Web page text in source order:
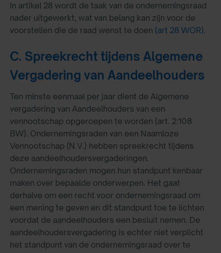
In artikel 28 wordt de taak van de ondernemingsraad
nader uitgewerkt, wat van belang kan zijn voor de
voorstellen die de raad wenst te doen (art 28 WOR).
C. Spreekrecht tijdens Algemene
Vergadering van Aandeelhouders
Ten minste eenmaal per jaar dient de Algemene
vergadering van Aandeelhouders van een
vennootschap opgeroepen te worden (art. 2:108
BW). Ondernemingsraden van een Naamloze
Vennootschap (N.V.) hebben spreekrecht tijdens
deze aandeelhoudersvergaderingen.
Ondernemingsraden mogen hun standpunt kenbaar
maken over bepaalde onderwerpen. Het gaat
derhalve om een recht voor ondernemingsraad om
een mening te geven en dit standpunt toe te lichten
voordat de aandeelhouders een besluit nemen. De
aandeelhoudersvergadering is echter niet verplicht
het standpunt van de ondernemingsraad over te